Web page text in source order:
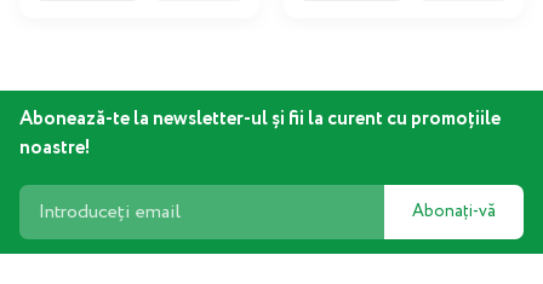
Abonează-te la newsletter-ul și fii la curent cu promoțiile
noastre!
Abonați-vă